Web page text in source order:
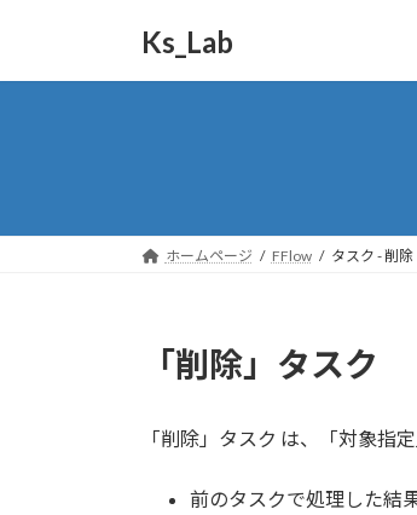
Ks_Lab
ホームページ FFlow タスク - 削除
「削除」タスク
「削除」タスク は、「対象指
前のタスクで処理した結